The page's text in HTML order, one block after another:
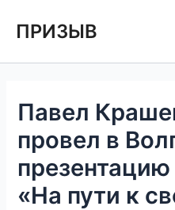
ПРИЗЫВ
Павел
провел в
«На пути к
по